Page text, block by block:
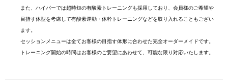
また、ハイパーでは超時短の有酸素トレーニングも採用しており、会員様のご希望や
目指す体型を考慮して有酸素運動・体幹トレーニングなどを取り入れることもござい
ます。
セッションメニューは全てお客様の目指す体形に合わせた完全オーダーメイドです。
トレーニング開始の時間はお客様のご要望にあわせて、可能な限り対応いたします。